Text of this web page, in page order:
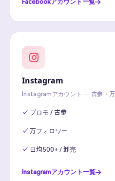
Facebookアカウント一覧
Instagram
Instagramアカウント — 古参・万
プロモ / 古参
万フォロワー
日均500+ / 卸売
Instagramアカウント一覧